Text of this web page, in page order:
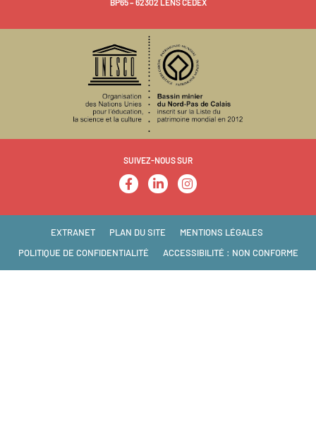
BP65 – 62302 LENS CEDEX
SUIVEZ-NOUS SUR
EXTRANET PLAN DU SITE
MENTIONS LÉGALES
POLITIQUE DE CONFIDENTIALITÉ
ACCESSIBILITÉ : NON CONFORME